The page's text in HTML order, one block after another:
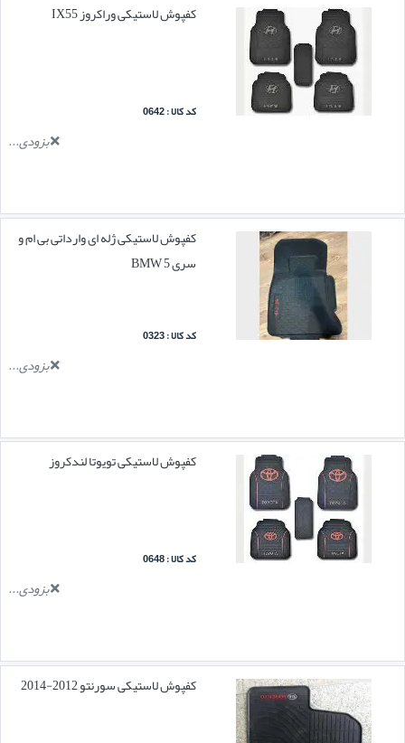
کفپوش لاستیکی وراکروز IX55
کد کالا : 0642
بزودی...
کفپوش لاستیکی ژله ای وارداتی بی ام و
سری 5 BMW
کد کالا : 0323
بزودی...
کفپوش لاستیکی تویوتا لندکروز
کد کالا : 0648
بزودی...
کفپوش لاستیکی سورنتو 2012-2014